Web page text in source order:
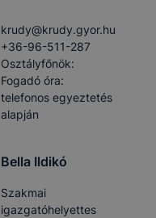
krudy​@krudy.gyor.hu
+36-96-511-287
Osztályfőnök:
Fogadó óra:
telefonos egyeztetés
alapján
Bella Ildikó
Szakmai
igazgatóhelyettes